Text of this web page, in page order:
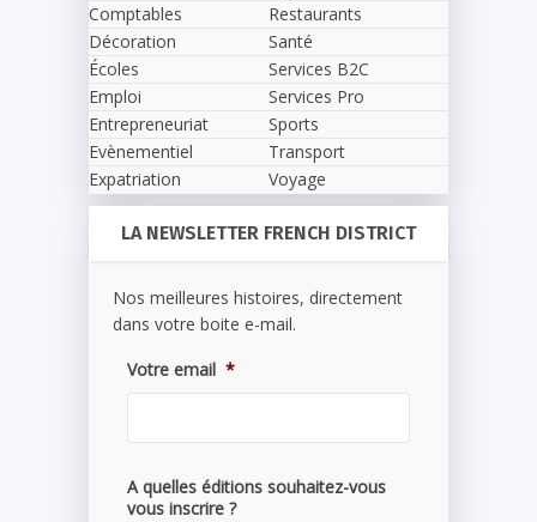
Comptables
Décoration
Écoles
Emploi
Entrepreneuriat
Evènementiel
Expatriation
Restaurants
Santé
Services B2C
Services Pro
Sports
Transport
Voyage
LA NEWSLETTER FRENCH DISTRICT
Nos meilleures histoires, directement
dans votre boite e-mail.
Votre email *
A quelles éditions souhaitez-vous
vous inscrire ?